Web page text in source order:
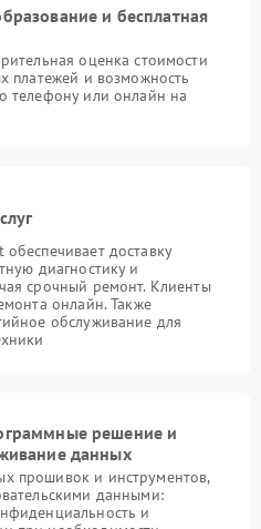
и бесплатная
оценка стоимости
платежей и возможность
телефону или онлайн на
доставку
диагностику и
срочный ремонт. Клиенты
онлайн. Также
обслуживание для
решение и
данных
прошивок и инструментов,
данными:
и